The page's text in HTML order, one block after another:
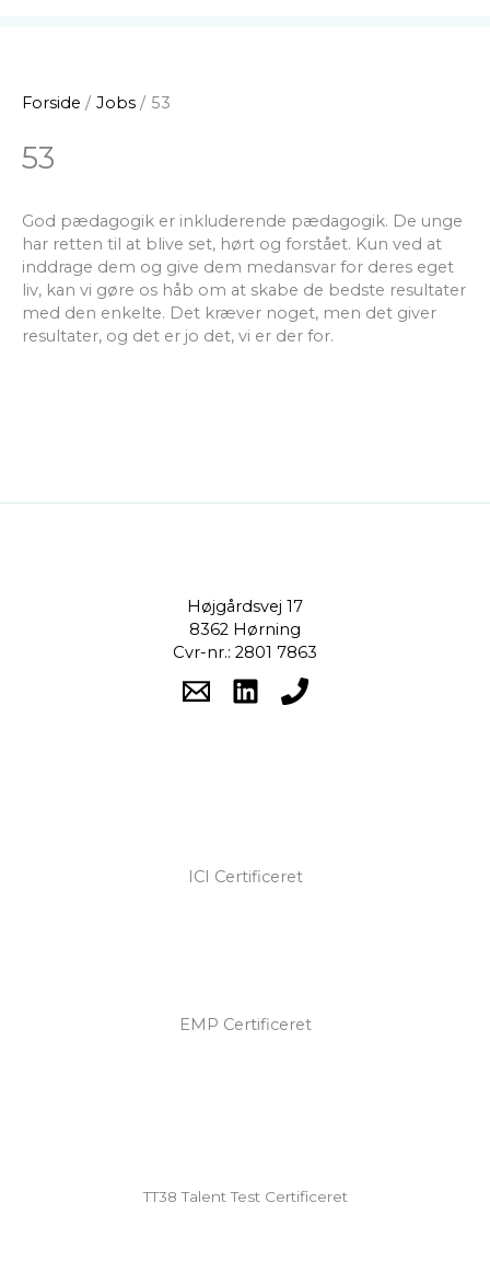
Forside Jobs 53
53
God pædagogik er inkluderende pædagogik. De unge
har retten til at blive set, hørt og forstået. Kun ved at
inddrage dem og give dem medansvar for deres eget
liv, kan vi gøre os håb om at skabe de bedste resultater
med den enkelte. Det kræver noget, men det giver
resultater, og det er jo det, vi er der for.
Højgårdsvej 17
8362 Hørning
Cvr-nr.: 2801 7863
ICI Certificeret
EMP Certificeret
TT38 Talent Test Certificeret